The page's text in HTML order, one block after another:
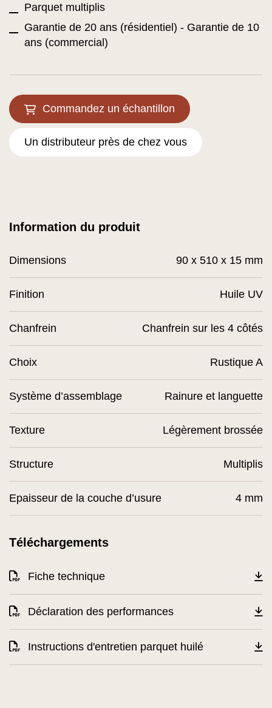
Parquet multiplis
Garantie de 20 ans (résidentiel) - Garantie de 10
ans (commercial)
Commandez un échantillon
Un distributeur près de chez vous
Téléchargements
Fiche technique
Déclaration des performances
Instructions d'entretien parquet huilé
Information du produit
Dimensions 90 x 510 x 15 mm
Finition Huile UV
Chanfrein Chanfrein sur les 4 côtés
Choix Rustique A
Système d’assemblage Rainure et languette
Texture Légèrement brossée
Structure Multiplis
Epaisseur de la couche d’usure 4 mm